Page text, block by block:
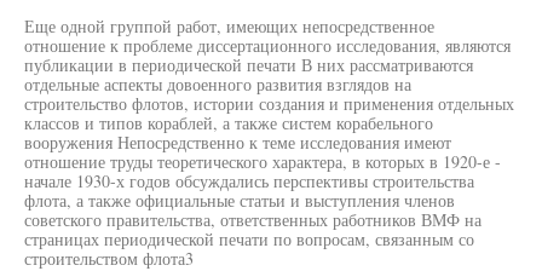
Еще одной группой работ, имеющих непосредственное
отношение к проблеме диссертационного исследования, являются
публикации в периодической печати В них рассматриваются
отдельные аспекты довоенного развития взглядов на
строительство флотов, истории создания и применения отдельных
классов и типов кораблей, а также систем корабельного
вооружения Непосредственно к теме исследования имеют
отношение труды теоретического характера, в которых в 1920-е -
начале 1930-х годов обсуждались перспективы строительства
флота, а также официальные статьи и выступления членов
советского правительства, ответственных работников ВМФ на
страницах периодической печати по вопросам, связанным со
строительством флота3